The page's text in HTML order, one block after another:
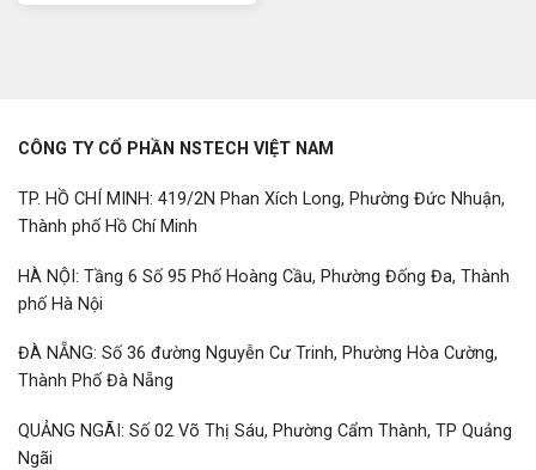
CÔNG TY CỔ PHẦN NSTECH VIỆT NAM
TP. HỒ CHÍ MINH: 419/2N Phan Xích Long, Phường Đức Nhuận,
Thành phố Hồ Chí Minh
HÀ NỘI: Tầng 6 Số 95 Phố Hoàng Cầu, Phường Đống Đa, Thành
phố Hà Nội
ĐÀ NẴNG: Số 36 đường Nguyễn Cư Trinh, Phường Hòa Cường,
Thành Phố Đà Nẵng
QUẢNG NGÃI: Số 02 Võ Thị Sáu, Phường Cẩm Thành, TP Quảng
Ngãi